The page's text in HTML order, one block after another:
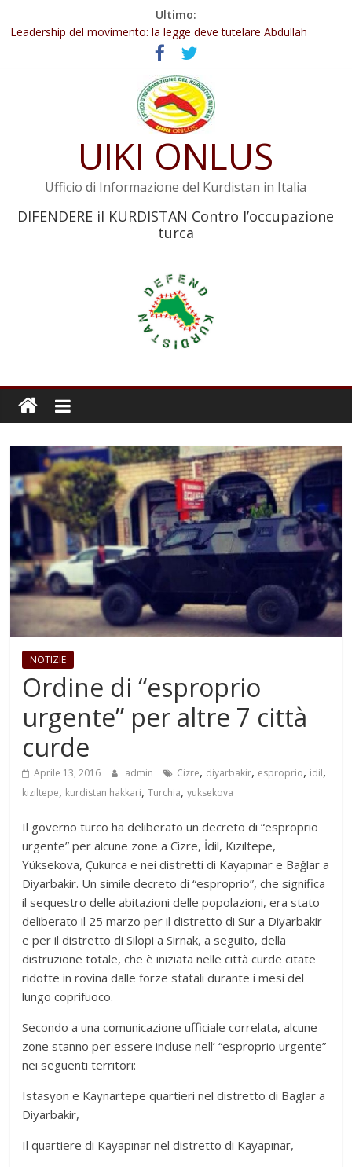
Ultimo:
Abdullah Öcalan: Le legge negativa deve essere trasformata in
legge positiva
Leadership del movimento: la legge deve tutelare Abdullah
Commissione donne del KNK: Şengal è di nuovo sotto minaccia
Non tenere conto della situazione di Rêber Apo ostacolerebbe
Il KNK chiede un’azione internazionale contro i crimini di guerra
UIKI ONLUS
Ufficio di Informazione del Kurdistan in Italia
DIFENDERE il KURDISTAN Contro l’occupazione
turca
NOTIZIE
Ordine di “esproprio
urgente” per altre 7 città
curde
Aprile 13, 2016 admin Cizre, diyarbakir, esproprio, idil,
kiziltepe, kurdistan hakkari,Turchia,yuksekova
Il governo turco ha deliberato un decreto di “esproprio
urgente” per alcune zone a Cizre, İdil, Kızıltepe,
Yüksekova, Çukurca e nei distretti di Kayapınar e Bağlar a
Diyarbakir. Un simile decreto di “esproprio”, che significa
il sequestro delle abitazioni delle popolazioni, era stato
deliberato il 25 marzo per il distretto di Sur a Diyarbakir
e per il distretto di Silopi a Sirnak, a seguito, della
distruzione totale, che è iniziata nelle città curde citate
ridotte in rovina dalle forze statali durante i mesi del
lungo coprifuoco.
Secondo a una comunicazione ufficiale correlata, alcune
zone stanno per essere incluse nell’ “esproprio urgente”
nei seguenti territori:
Istasyon e Kaynartepe quartieri nel distretto di Baglar a
Diyarbakir,
Il quartiere di Kayapınar nel distretto di Kayapınar,